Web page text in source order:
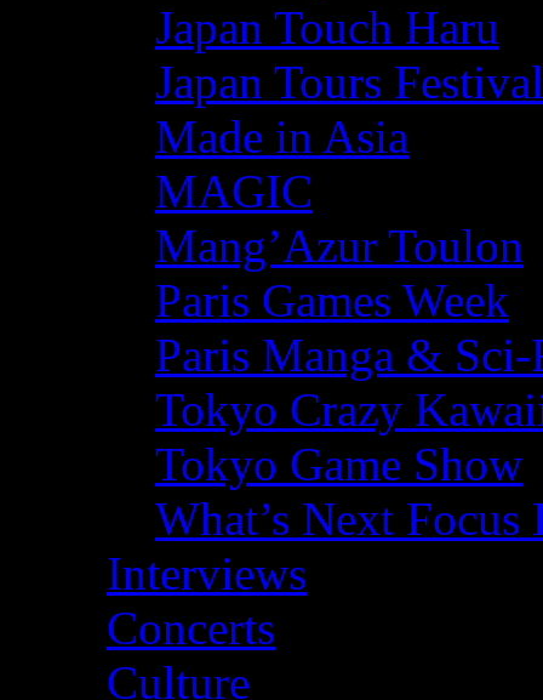
Japan Touch Haru
Japan Tours Festival
Made in Asia
MAGIC
Mang’Azur Toulon
Paris Games Week
Paris Manga &
Tokyo Crazy
Tokyo Game Show
What’s Next
Interviews
Concerts
Culture